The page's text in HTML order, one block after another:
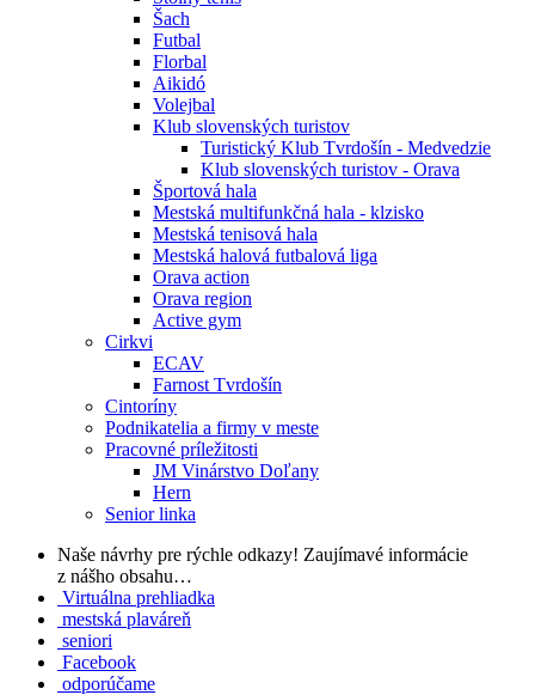
Šach
Futbal
Florbal
Aikidó
Volejbal
Klub slovenských turistov
Turistický Klub Tvrdošín - Medvedzie
Klub slovenských turistov - Orava
Športová hala
Mestská multifunkčná hala - klzisko
Mestská tenisová hala
Mestská halová futbalová liga
Orava action
Orava region
Active gym
Cirkvi
ECAV
Farnost Tvrdošín
Cintoríny
Podnikatelia a firmy v meste
Pracovné príležitosti
JM Vinárstvo Doľany
Hern
Senior linka
Naše návrhy pre rýchle odkazy! Zaujímavé informácie
z nášho obsahu…
Virtuálna prehliadka
mestská plaváreň
seniori
Facebook
odporúčame